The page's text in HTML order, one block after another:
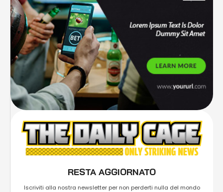
RESTA AGGIORNATO
Iscriviti alla nostra newsletter per non perderti nulla del mondo